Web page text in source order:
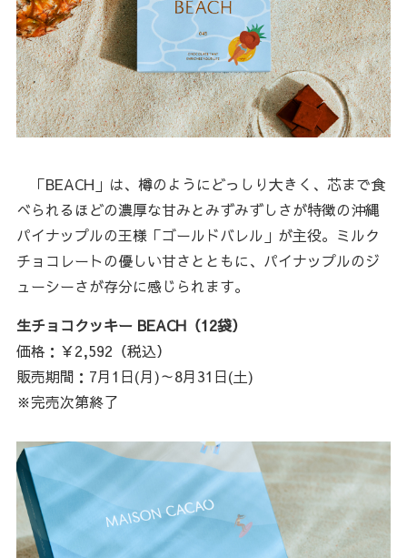
「BEACH」は、樽のようにどっしり大きく、芯まで食
べられるほどの濃厚な甘みとみずみずしさが特徴の沖縄
パイナップルの王様「ゴールドバレル」が主役。ミルク
チョコレートの優しい甘さとともに、パイナップルのジ
ューシーさが存分に感じられます。
生チョコクッキー BEACH（12袋）
価格：￥2,592（税込）
販売期間：7月1日(月)～8月31日(土)
※完売次第終了